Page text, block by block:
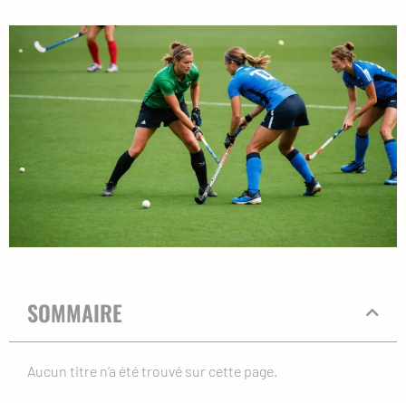
SOMMAIRE
Aucun titre n’a été trouvé sur cette page.